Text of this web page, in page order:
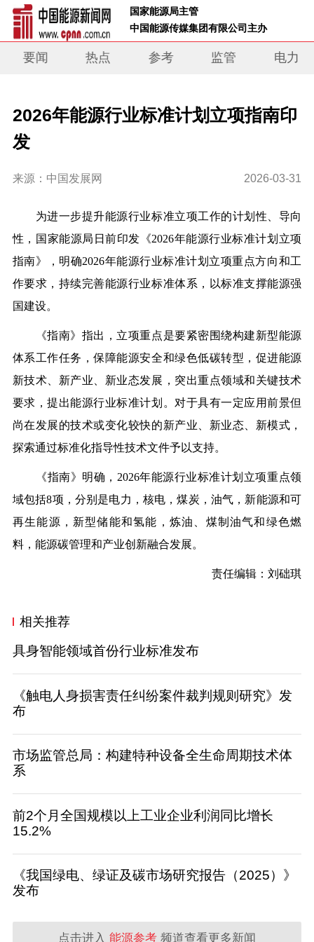
国家能源局主管
中国能源传媒集团有限公司主办
要闻 热点 参考 监管 电力
2026年能源行业标准计划立项指南印
发
来源：中国发展网 2026-03-31
为进一步提升能源行业标准立项工作的计划性、导向
性，国家能源局日前印发《2026年能源行业标准计划立项
指南》，明确2026年能源行业标准计划立项重点方向和工
作要求，持续完善能源行业标准体系，以标准支撑能源强
国建设。
《指南》指出，立项重点是要紧密围绕构建新型能源
体系工作任务，保障能源安全和绿色低碳转型，促进能源
新技术、新产业、新业态发展，突出重点领域和关键技术
要求，提出能源行业标准计划。对于具有一定应用前景但
尚在发展的技术或变化较快的新产业、新业态、新模式，
探索通过标准化指导性技术文件予以支持。
《指南》明确，2026年能源行业标准计划立项重点领
域包括8项，分别是电力，核电，煤炭，油气，新能源和可
再生能源，新型储能和氢能，炼油、煤制油气和绿色燃
料，能源碳管理和产业创新融合发展。
责任编辑：刘础琪
相关推荐
具身智能领域首份行业标准发布
《触电人身损害责任纠纷案件裁判规则研究》发
布
市场监管总局：构建特种设备全生命周期技术体
系
前2个月全国规模以上工业企业利润同比增长
15.2%
《我国绿电、绿证及碳市场研究报告（2025）》
发布
点击进入 能源参考 频道查看更多新闻